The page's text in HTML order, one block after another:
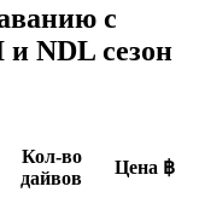
с
NDL сезон
Кол-во
дайвов
Цена ฿